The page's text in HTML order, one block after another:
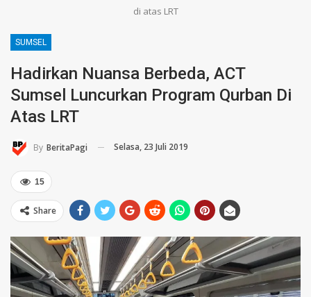
di atas LRT
SUMSEL
Hadirkan Nuansa Berbeda, ACT
Sumsel Luncurkan Program Qurban Di
Atas LRT
By BeritaPagi Selasa, 23 Juli 2019
15
Share